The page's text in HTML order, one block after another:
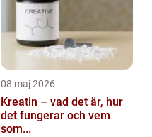
08 maj 2026
Kreatin – vad det är, hur
det fungerar och vem
som...